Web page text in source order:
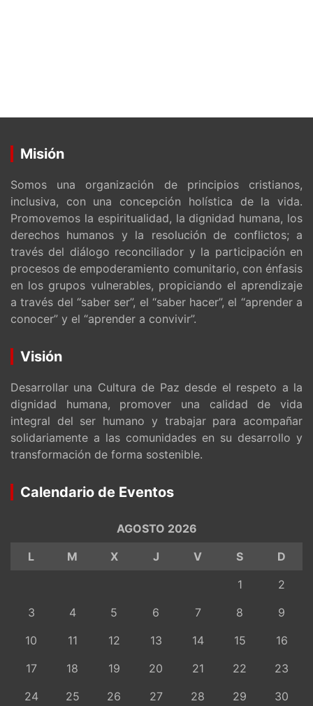
Misión
Somos una organización de principios cristianos,
inclusiva, con una concepción holística de la vida.
Promovemos la espiritualidad, la dignidad humana, los
derechos humanos y la resolución de conflictos; a
través del diálogo reconciliador y la participación en
procesos de empoderamiento comunitario, con énfasis
en los grupos vulnerables, propiciando el aprendizaje
a través del “saber ser”, el “saber hacer”, el “aprender a
conocer” y el “aprender a convivir”.
Visión
Desarrollar una Cultura de Paz desde el respeto a la
dignidad humana, promover una calidad de vida
integral del ser humano y trabajar para acompañar
solidariamente a las comunidades en su desarrollo y
transformación de forma sostenible.
Calendario de Eventos
AGOSTO 2026
L
M X J V S
D
1
2
3
4 5 6 7 8
9
10
11 12 13 14 15
16
17
18 19 20 21 22
23
24
25 26 27 28 29 30